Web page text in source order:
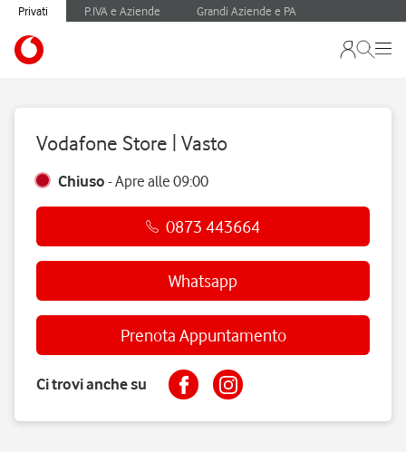
Privati P.IVA e Aziende Grandi Aziende e PA
Vodafone Store | Vasto
Chiuso -Apre alle09:00
0873 443664
Whatsapp
Prenota Appuntamento
Ci trovi anche su